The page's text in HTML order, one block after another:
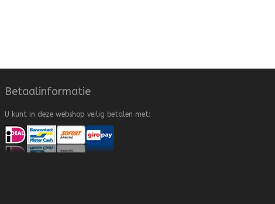
Betaalinformatie
U kunt in deze webshop veilig betalen met: